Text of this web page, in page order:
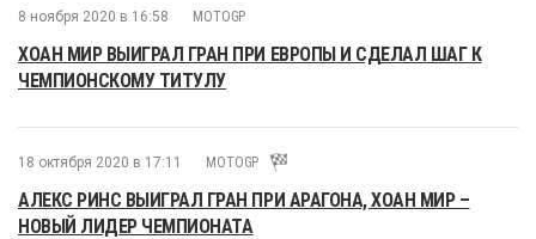
8 ноября 2020 в 16:58 MOTOGP
ХОАН МИР ВЫИГРАЛ ГРАН ПРИ ЕВРОПЫ И СДЕЛАЛ ШАГ К
ЧЕМПИОНСКОМУ ТИТУЛУ
18 октября 2020 в 17:11 MOTOGP
АЛЕКС РИНС ВЫИГРАЛ ГРАН ПРИ АРАГОНА, ХОАН МИР –
НОВЫЙ ЛИДЕР ЧЕМПИОНАТА